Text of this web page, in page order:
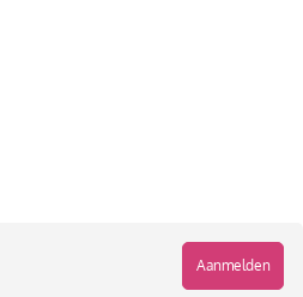
Aanmelden